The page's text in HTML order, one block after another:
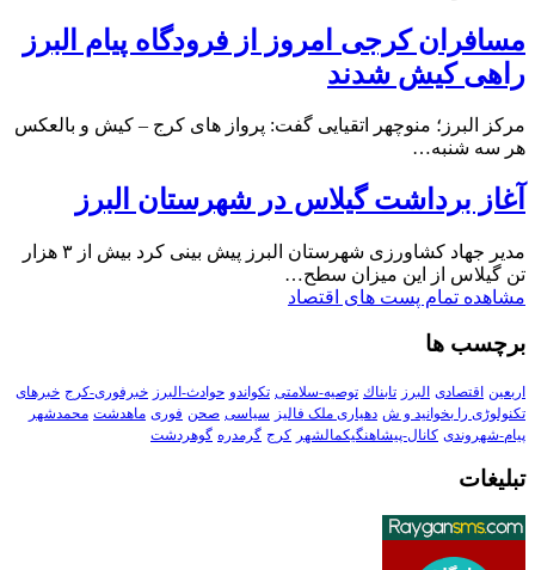
مسافران کرجی امروز از فرودگاه پیام البرز
راهی کیش شدند
مرکز البرز؛ منوچهر اتقیایی گفت: پرواز های کرج – کیش و بالعکس
هر سه شنبه…
آغاز برداشت گیلاس در شهرستان البرز
مدیر جهاد کشاورزی شهرستان البرز پیش بینی کرد بیش از ۳ هزار
تن گیلاس از این میزان سطح…
مشاهده تمام پست های اقتصاد
برچسب ها
اربعین اقتصادی البرز تابناك توصیه-سلامتی تکواندو حوادث-البرز خبرفوری-کرج خبرهای
تکنولوڑی را بخوانید و ش دهیاری ملک فالیز سیاسی صحن فوری ماهدشت محمدشهر
پیام-شهروندی کانال-پیشاهنگیکمالشهر کرج گرمدره گوهردشت
تبلیغات